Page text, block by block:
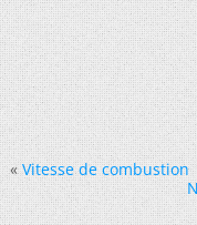
« Vitesse de combustion